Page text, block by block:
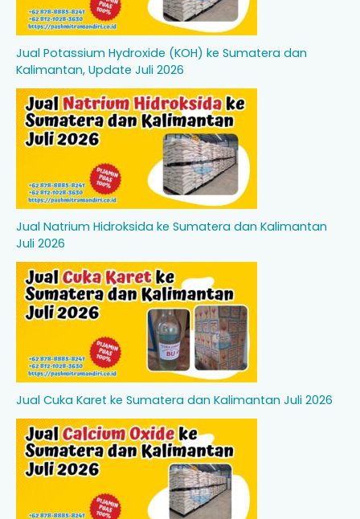
Jual Potassium Hydroxide (KOH) ke Sumatera dan
Kalimantan, Update Juli 2026
Jual Natrium Hidroksida ke Sumatera dan Kalimantan
Juli 2026
Jual Cuka Karet ke Sumatera dan Kalimantan Juli 2026